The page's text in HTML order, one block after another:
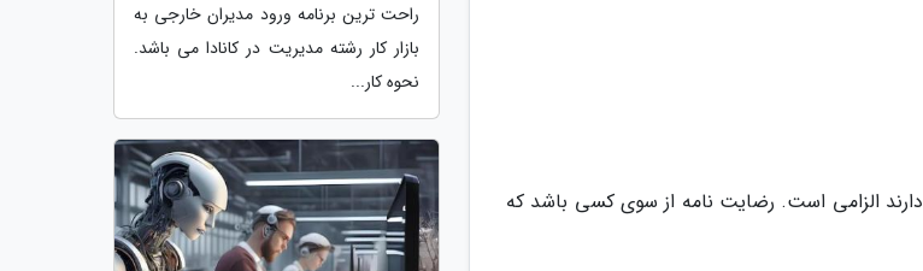
الزامی است. رضایت نامه از سوی کسی باشد که
راحت ترین برنامه ورود مدیران خارجی به
بازار کار رشته مدیریت در کانادا می باشد.
نحوه کار...